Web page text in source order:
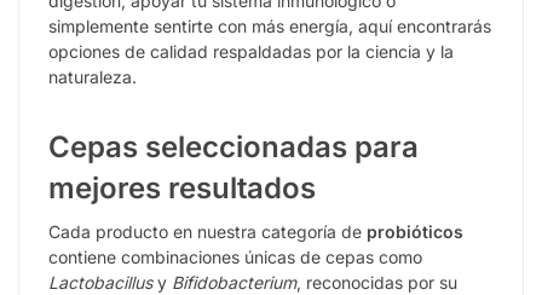
simplemente sentirte con más energía, aquí encontrarás
opciones de calidad respaldadas por la ciencia y la
naturaleza.
Cepas seleccionadas para
mejores resultados
Cada producto en nuestra categoría de probióticos
contiene combinaciones únicas de cepas como
Lactobacillusy Bifidobacterium, reconocidas por su